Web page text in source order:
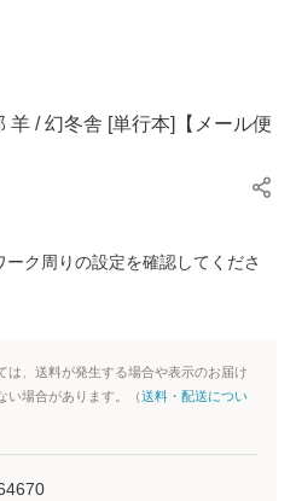
羊 / 幻冬舎 [単行本]【メール便
ク周りの設定を確認してくださ
、送料が発生する場合や表示のお届け
い場合があります。（送料・配送につい